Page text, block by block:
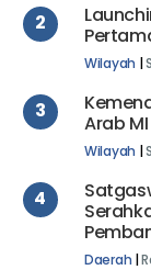
2
Wilayah |
3
Arab
Wilayah |
4
Daerah |